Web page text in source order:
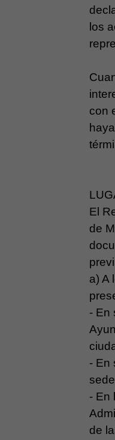
los
con
El
de
a) A
- En
- En
- En
de